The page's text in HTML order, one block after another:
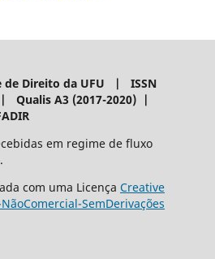
de Direito da UFU | ISSN
Qualis A3 (2017-2020) |
em regime de fluxo
com uma Licença Creative
SemDerivações